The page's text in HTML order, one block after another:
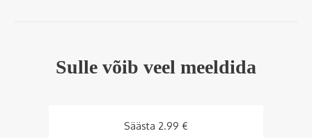
Sulle võib veel meeldida
Säästa 2.99 €